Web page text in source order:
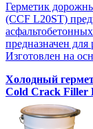
Герметик
(CCF L20SТ)
предназначен
Изготовлен на
Холодный
Cold Crack Filler